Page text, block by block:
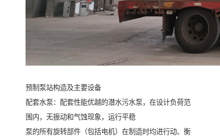
预制泵站构造及主要设备
配套水泵：配套性能优越的潜水污水泵，在设计负荷范
围内，无振动和气蚀现象，运行平稳
泵的所有旋转部件（包括电机）在制造时均进行动、衡